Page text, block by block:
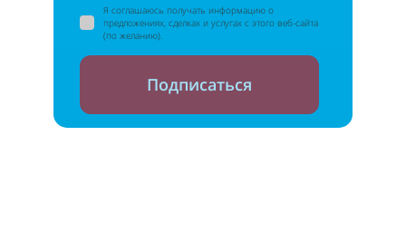
Я соглашаюсь получать информацию о
предложениях, сделках и услугах с этого веб-сайта
(по желанию).
Подписаться